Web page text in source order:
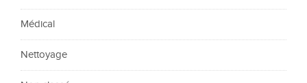
Médical
Nettoyage